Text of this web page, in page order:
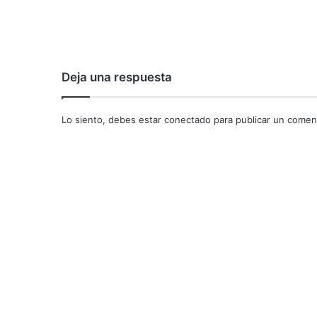
Deja una respuesta
Lo siento, debes estar conectado para publicar un